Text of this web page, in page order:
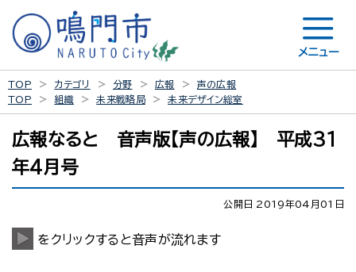
メニュー
TOP カテゴリ 分野 広報
声の広報
TOP
組織 未来戦略局 未来デザイン総室
広報なると 音声版【声の広報】 平成31
年4月号
公開日 2019年04月01日
をクリックすると音声が流れます